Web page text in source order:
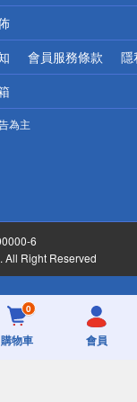
會員服務條款 隱
為主
6
All Right Reserved
0
購物車 會員